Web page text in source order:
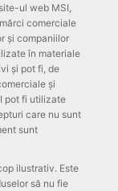
ul web MSI,
comerciale
și companiilor
în materiale
și pot fi, de
și
pot fi utilizate
care nu sunt
sunt
ilustrativ. Este
să nu fie